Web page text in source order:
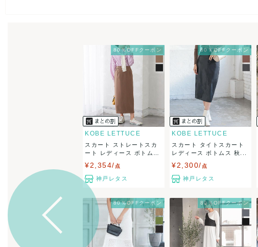
80％OFFクーポン
KOBE LETTUCE
スカート ストレートスカ
ート レディース ボトム
¥2,354/ 点
神戸レタス
80％OFFクーポン
KOBE LETTUCE
スカート タイトスカート
レディース ボトムス 秋...
¥2,300/ 点
神戸レタス
80％OFFクーポン 80％OFFクーポン